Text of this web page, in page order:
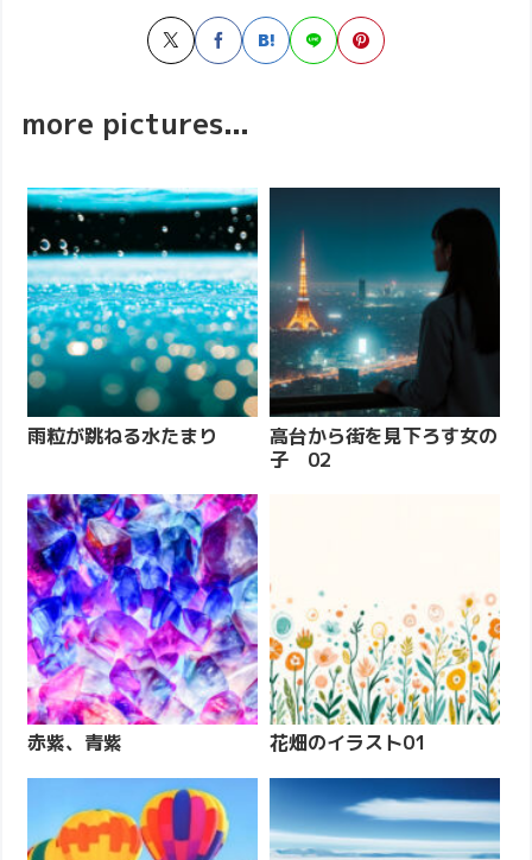
more pictures...
雨粒が跳ねる水たまり
高台から街を見下ろす女の
子 02
赤紫、青紫 花畑のイラスト01